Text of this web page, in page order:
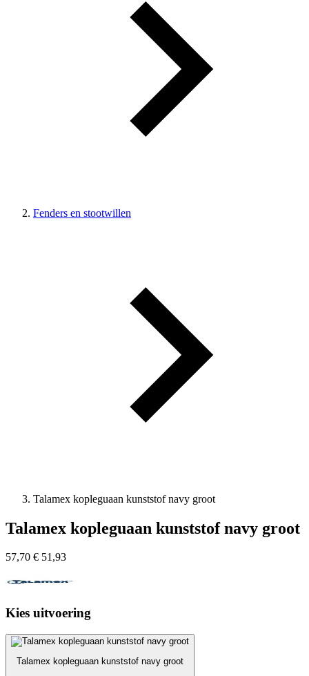
Fenders en stootwillen
Talamex kopleguaan kunststof navy groot
Talamex kopleguaan kunststof navy groot
57,70 € 51,93
Kies uitvoering
Talamex kopleguaan kunststof navy groot